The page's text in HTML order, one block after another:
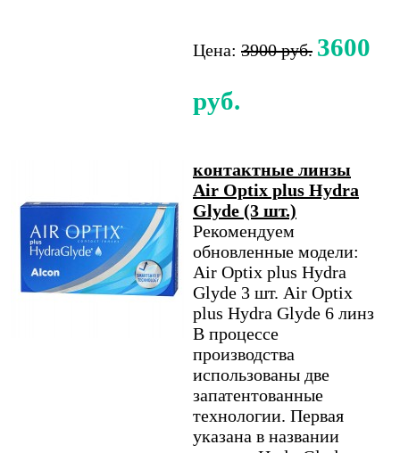
Цена: 3900 руб. 3600
руб.
контактные линзы
Air Optix plus Hydra
Glyde (3 шт.)
Рекомендуем
обновленные модели:
Air Optix plus Hydra
Glyde 3 шт. Air Optix
plus Hydra Glyde 6 линз
В процессе
производства
использованы две
запатентованные
технологии. Первая
указана в названии